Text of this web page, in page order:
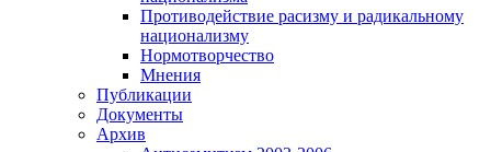
Противодействие расизму и радикальному
национализму
Нормотворчество
Мнения
Публикации
Документы
Архив